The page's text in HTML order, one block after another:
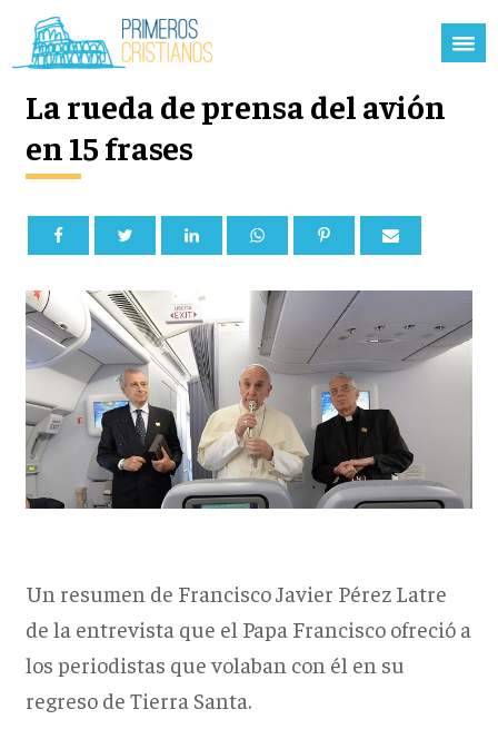
La rueda de prensa del avión
en 15 frases
Un resumen de Francisco Javier Pérez Latre
de la entrevista que el Papa Francisco ofreció a
los periodistas que volaban con él en su
regreso de Tierra Santa.